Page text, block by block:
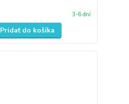
3-6 dní
Pridať do košíka